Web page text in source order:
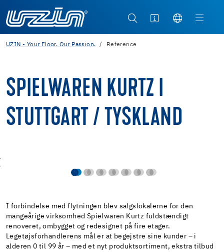
UZIN - Your Floor. Our Passion. Reference
SPIELWAREN KURTZ I
STUTTGART / TYSKLAND
I forbindelse med flytningen blev salgslokalerne for den
mangeårige virksomhed Spielwaren Kurtz fuldstændigt
renoveret, ombygget og redesignet på fire etager.
Legetøjsforhandlerens mål er at begejstre sine kunder – i
alderen 0 til 99 år – med et nyt produktsortiment, ekstra tilbud